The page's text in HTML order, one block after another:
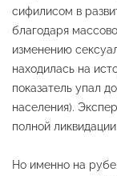
сифилисом в
благодаря
изменению
находилась на
показатель упал
населения).
полной
Но именно на